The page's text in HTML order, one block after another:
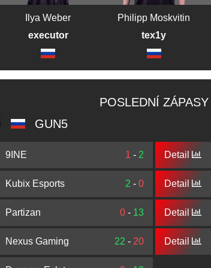
Ilya Weber
executor
Philipp Moskvitin
tex1y
POSLEDNÍ ZÁPASY
GUN5
9INE 1 - 2
Kubix Esports 2 - 0
Partizan 0 - 13
Nexus Gaming 22 - 20
Detail
Detail
Detail
Detail